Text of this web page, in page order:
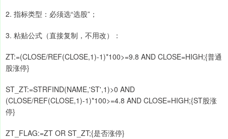
2. 指标类型：必须选“选股”；
3. 粘贴公式（直接复制，不用改）：
ZT:=(CLOSE/REF(CLOSE,1)-1)*100>=9.8 AND CLOSE=HIGH;{普通
股涨停}
ST_ZT:=STRFIND(NAME,'ST',1)>0 AND
(CLOSE/REF(CLOSE,1)-1)*100>=4.8 AND CLOSE=HIGH;{ST股涨
停}
ZT_FLAG:=ZT OR ST_ZT;{是否涨停}